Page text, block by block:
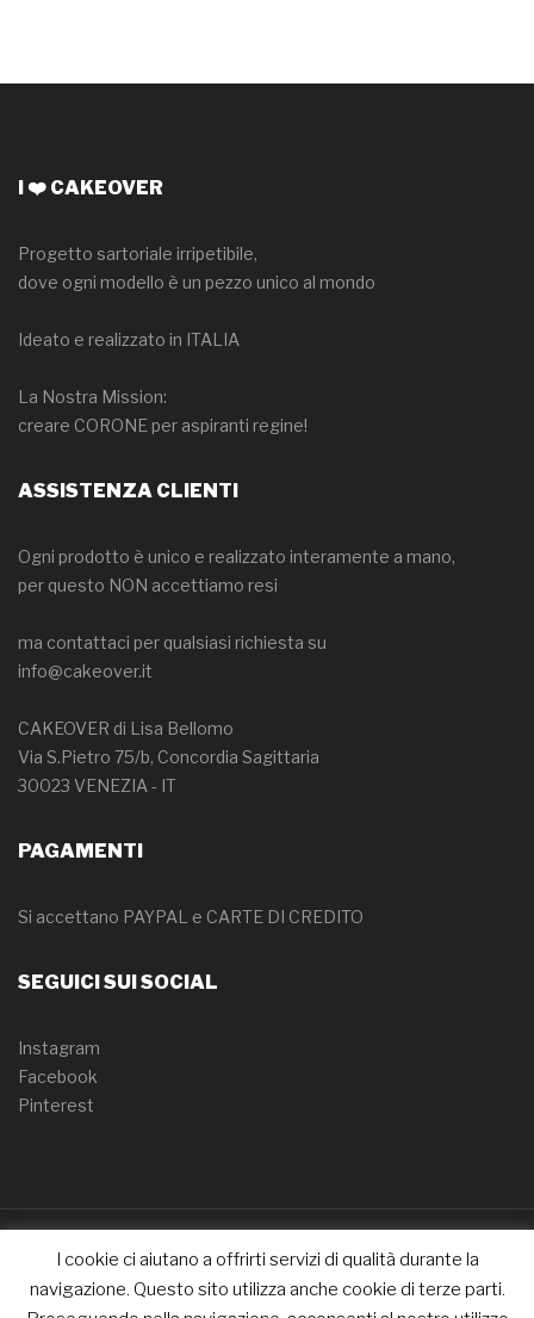
I ❤️ CAKEOVER
Progetto sartoriale irripetibile,
dove ogni modello è un pezzo unico al mondo
Ideato e realizzato in ITALIA
La Nostra Mission:
creare CORONE per aspiranti regine!
ASSISTENZA CLIENTI
Ogni prodotto è unico e realizzato interamente a mano,
per questo NON accettiamo resi
ma contattaci per qualsiasi richiesta su
info@cakeover.it
CAKEOVER di Lisa Bellomo
Via S.Pietro 75/b, Concordia Sagittaria
30023 VENEZIA - IT
PAGAMENTI
Si accettano PAYPAL e CARTE DI CREDITO
SEGUICI SUI SOCIAL
Instagram
Facebook
Pinterest
Copyright © 2022 CakeOver. All Right Reserved.
Termini e condizioni
I cookie ci aiutano a offrirti servizi di qualità durante la
navigazione. Questo sito utilizza anche cookie di terze parti.